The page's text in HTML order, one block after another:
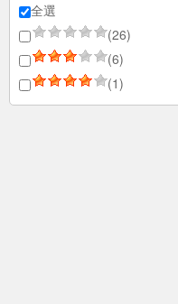
全選
(26)
(6)
(1)